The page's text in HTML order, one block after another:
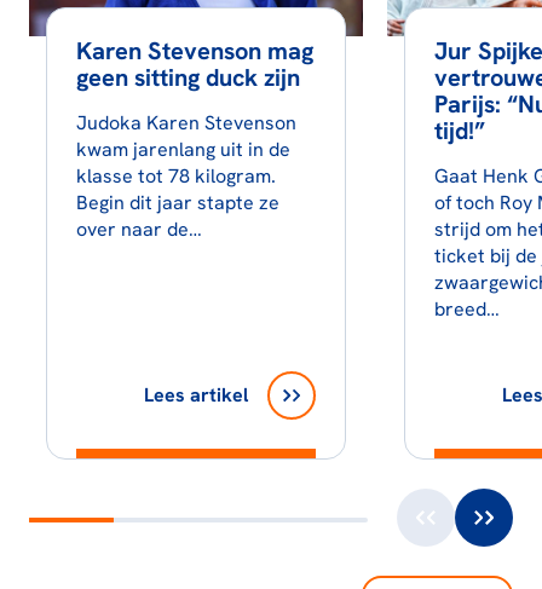
Karen Stevenson mag
geen sitting duck zijn
Judoka Karen Stevenson
kwam jarenlang uit in de
klasse tot 78 kilogram.
Begin dit jaar stapte ze
over naar de…
Lees artikel
Jur
Parijs:
tijd!”
Gaat Henk
of toch Roy
strijd om
ticket bij de
breed…